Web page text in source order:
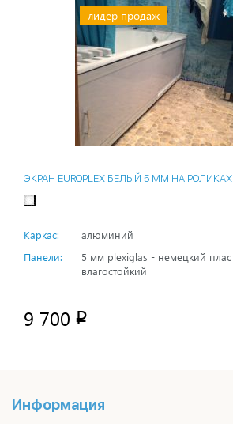
лидер продаж
ЭКРАН EUROPLEX БЕЛЫЙ 5 ММ НА РОЛИКАХ
Каркас:
алюминий
Панели:
5 мм plexiglas - немецкий
влагостойкий
9 700 p
Информация